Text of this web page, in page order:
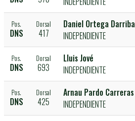
Pos.
DNS
Dorsal
417
Daniel Ortega Darriba
INDEPENDIENTE
Pos.
DNS
Dorsal
693
Lluis Jové
INDEPENDIENTE
Pos.
DNS
Dorsal
425
Arnau Pardo Carreras
INDEPENDIENTE